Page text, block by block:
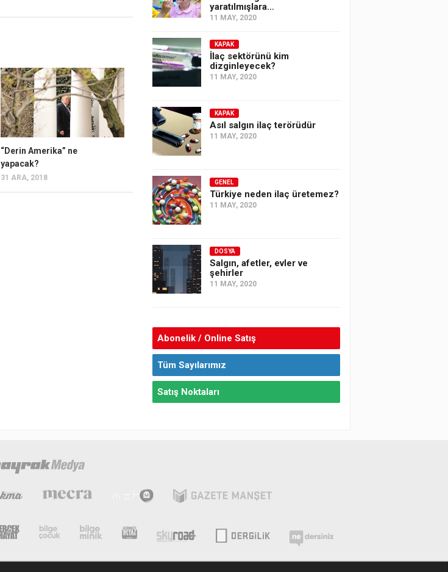
“Derin Amerika” ne
yapacak?
31 ARA, 2018
yaratılmışlara…
11 MAY, 2020
KAPAK
İlaç sektörünü kim
dizginleyecek?
11 MAY, 2020
KAPAK
Asıl salgın ilaç terörüdür
11 MAY, 2020
GENEL
Türkiye neden ilaç üretemez?
11 MAY, 2020
DOSYA
Salgın, afetler, evler ve
şehirler
11 MAY, 2020
Abonelik / Online Satış
Tüm Sayılarımız
Satış Noktaları